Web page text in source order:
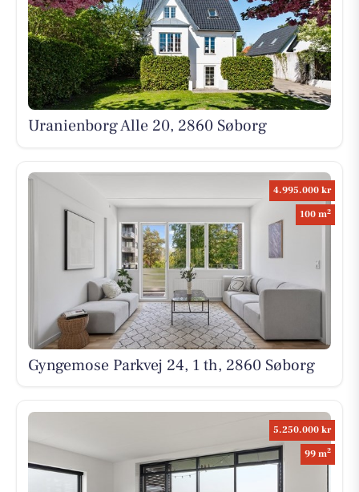
Uranienborg Alle 20, 2860 Søborg
4.995.000 kr
100 m2
Gyngemose Parkvej 24, 1 th, 2860 Søborg
5.250.000 kr
99 m2